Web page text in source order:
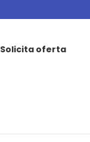
Solicita oferta